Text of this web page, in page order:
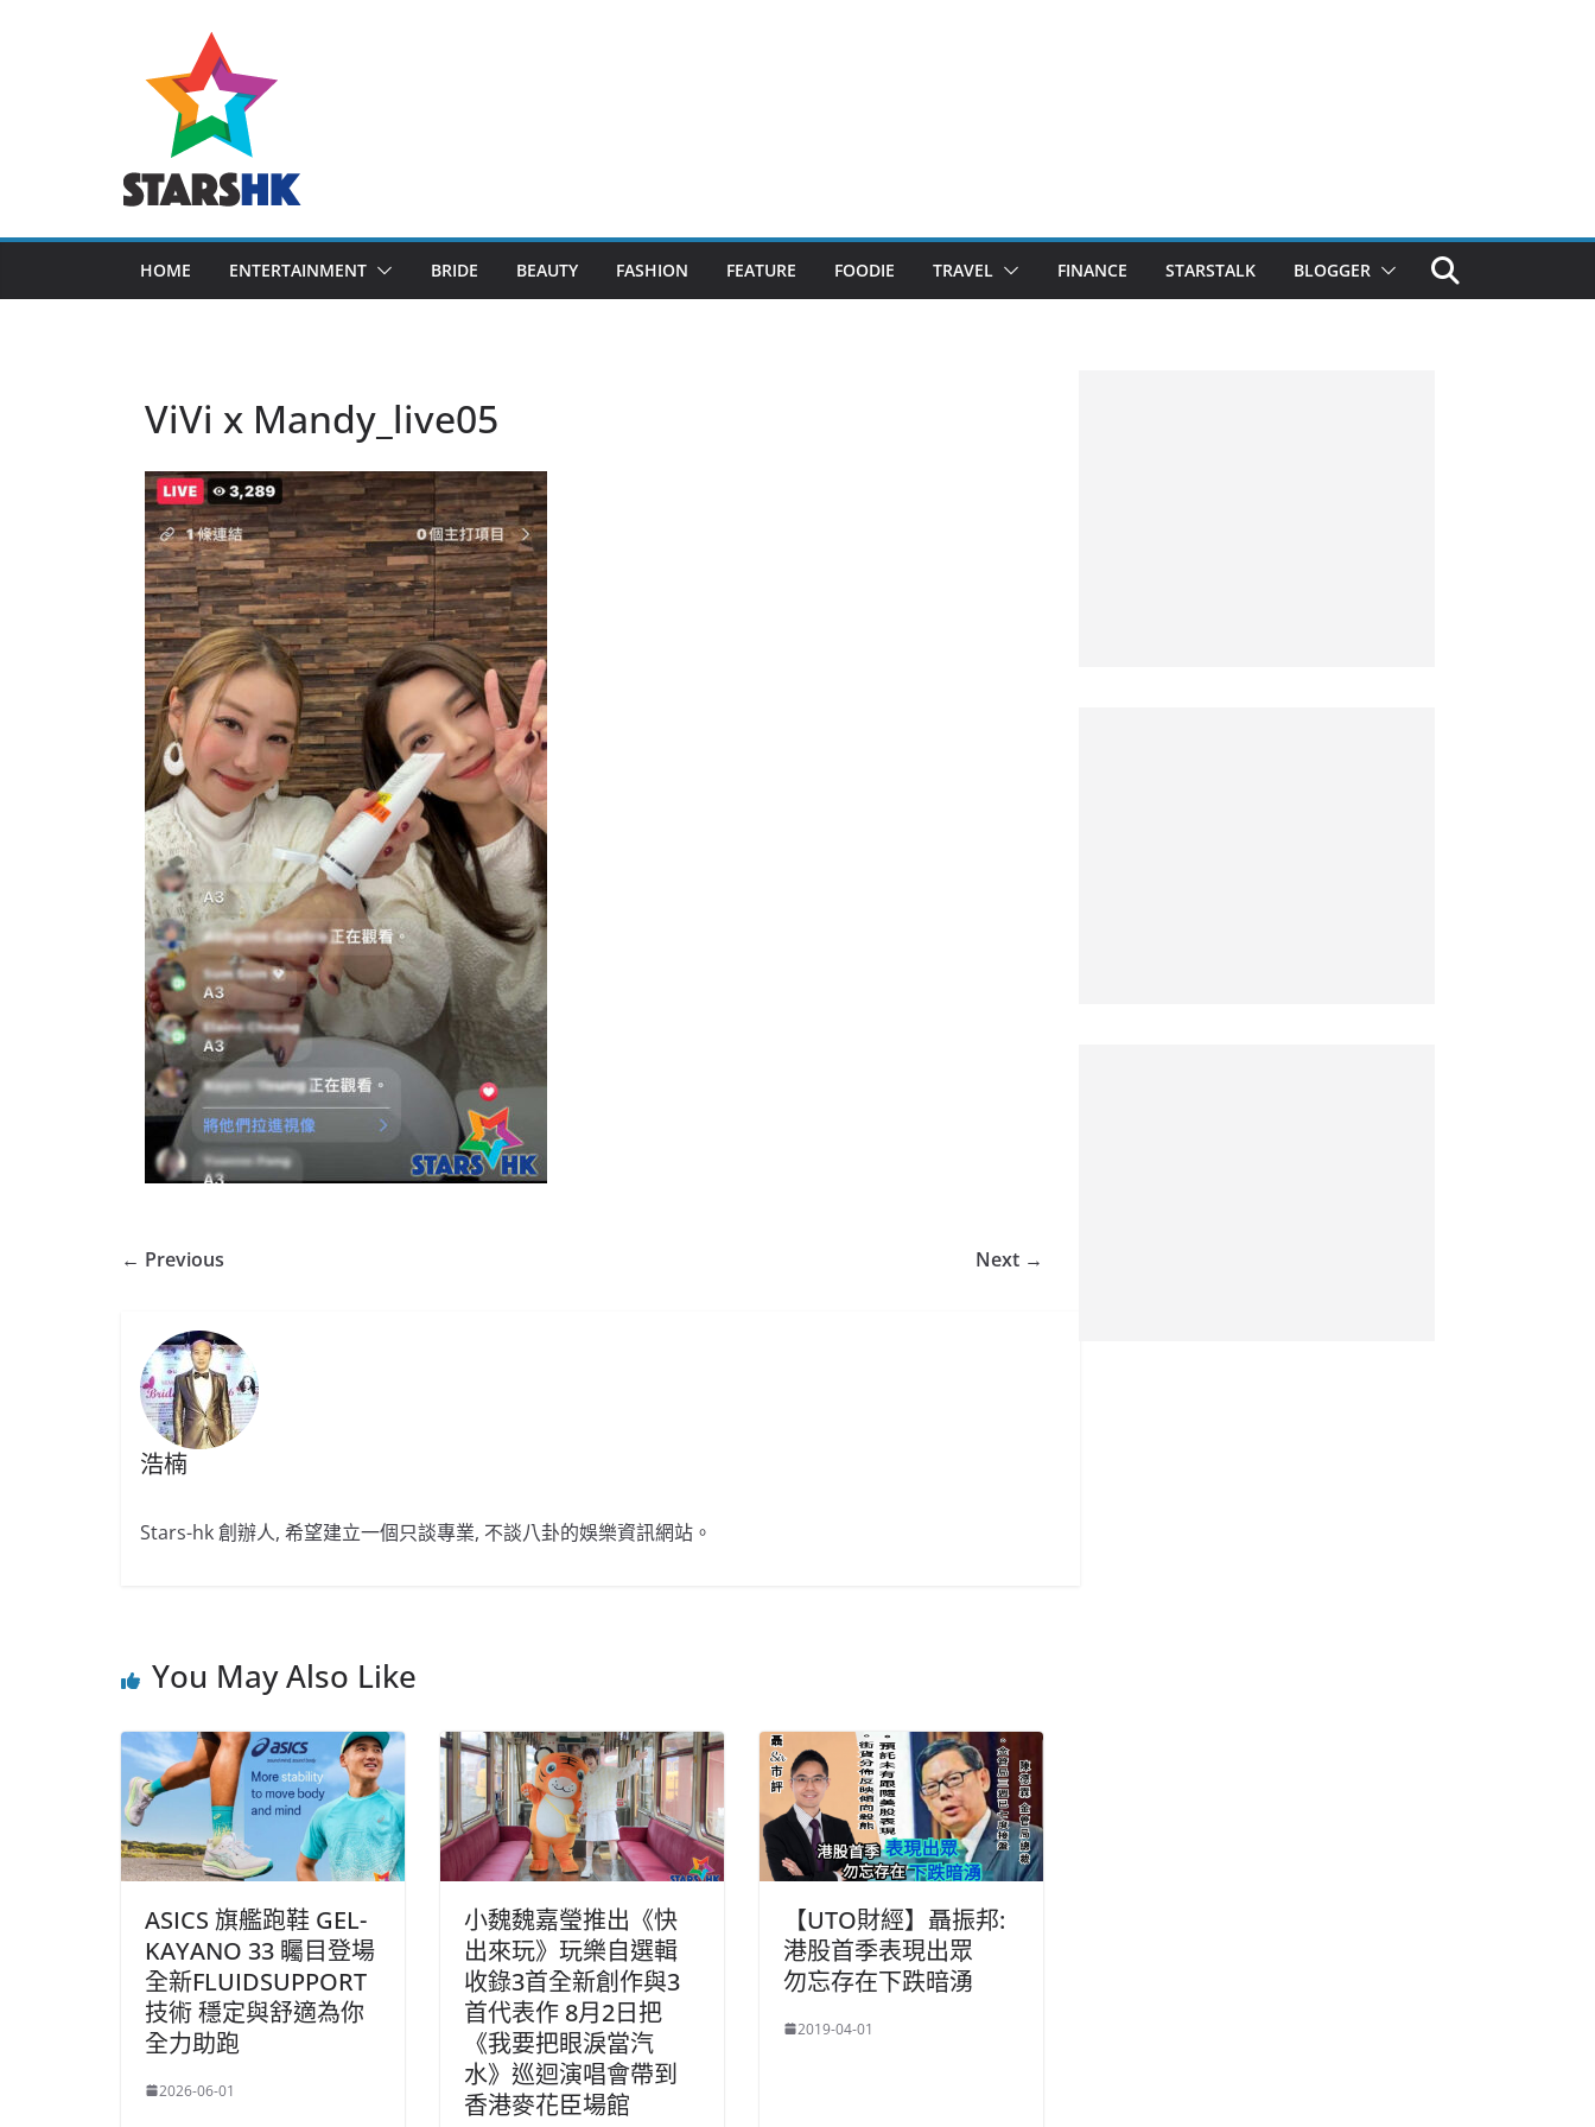
HOME ENTERTAINMENT BRIDE BEAUTY FASHION FEATURE FOODIE TRAVEL FINANCE STARSTALK BLOGGER
ViVi x Mandy_live05
← Previous Next →
浩楠
Stars-hk 創辦人, 希望建立一個只談專業, 不談八卦的娛樂資訊網站。
You May Also Like
ASICS 旗艦跑鞋 GEL-
KAYANO 33 矚目登場
全新FLUIDSUPPORT
技術 穩定與舒適為你
全力助跑
2026-06-01
小魏魏嘉瑩推出《快
出來玩》玩樂自選輯
收錄3首全新創作與3
首代表作 8月2日把
《我要把眼淚當汽
水》巡迴演唱會帶到
香港麥花臣場館
【UTO財經】聶振邦:
港股首季表現出眾
勿忘存在下跌暗湧
2019-04-01